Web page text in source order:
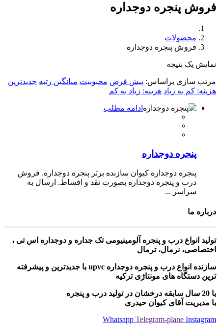
فروش پنجره دوجداره
محصولات
فروش پنجره دوجداره
نمایش یک نتیجه
مرتب سازی براساس: پیش فرض محبوبیت میانگین رتبه جدیدترین
هزینه: کم به زیاد هزینه: زیاد به کم
ادامه مطلب
پنجره دوجداره
پنجره دوجداره کیوان سازنده برتر پنجره دوجداره. فروش
درب و پنجره دوجداره بصورت نقد و اقساط. ارسال به
سراسر ...
درباره ما
تولید انواع درب و پنجره آلومینیومی تک جداره و دوجداره اس تی ،
اختصاصی، نرمال، ترمال
سازنده انواع درب و پنجره دوجداره upvc با جدیدترین و پیشرفته
ترین دستگاه های مونتاژی ترکیه
با 20 سال سابقه درخشان در تولید درب و پنجره
با مدیریت آقای کیوان حیدری
Whatsapp Telegram-plane Instagram